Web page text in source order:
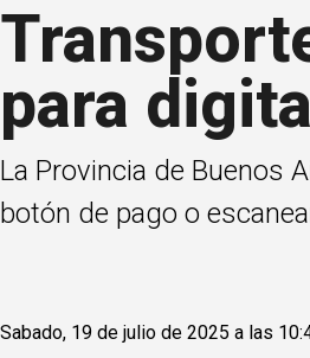
para
La Provincia de Buenos
botón de pago o
Sabado, 19 de julio de 2025 a las